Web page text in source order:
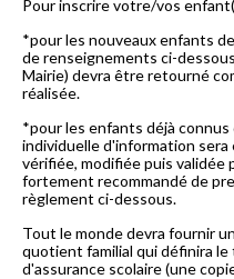
Pour inscrire votre/vos
*pour les nouveaux enfants
de renseignements ci-
Mairie) devra être retourné
réalisée.
*pour les enfants déjà
individuelle d'information
vérifiée, modifiée puis validée
fortement recommandé de
règlement ci-dessous.
Tout le monde devra fournir
quotient familial qui définira
d'assurance scolaire (une